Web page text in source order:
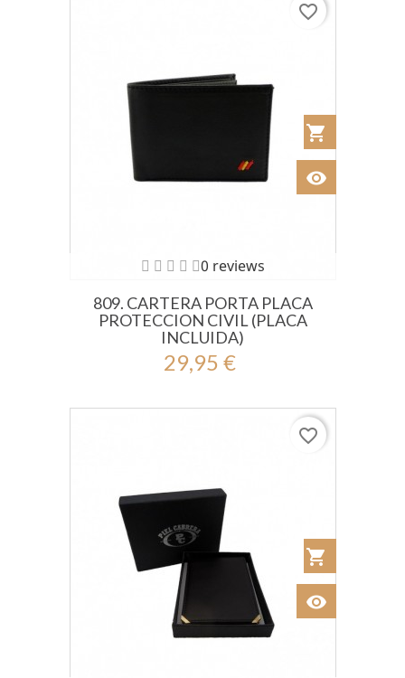
0 reviews
809. CARTERA PORTA PLACA
PROTECCION CIVIL (PLACA
INCLUIDA)
29,95 €
shopping_cart
visibility
favorite_border
shopping_cart
visibility
favorite_border